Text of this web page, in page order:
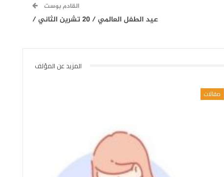
القادم بوست
عيد الطفل العالمي / 20 تشرين الثاني /
المزيد عن المؤلف
مقالات